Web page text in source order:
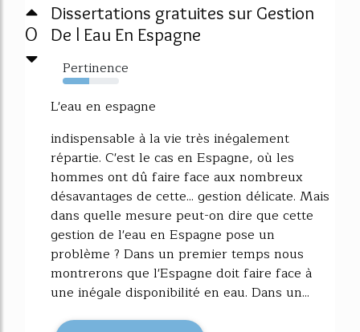
0
Dissertations gratuites sur Gestion
De l Eau En Espagne
Pertinence
47%
L'eau en espagne
indispensable à la vie très inégalement
répartie. C'est le cas en Espagne, où les
hommes ont dû faire face aux nombreux
désavantages de cette... gestion délicate. Mais
dans quelle mesure peut-on dire que cette
gestion de l'eau en Espagne pose un
problème ? Dans un premier temps nous
montrerons que l'Espagne doit faire face à
une inégale disponibilité en eau. Dans un...